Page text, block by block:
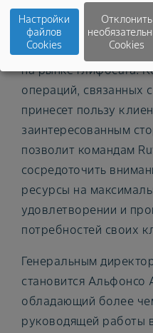
Новой Зеландии. —
подтверждает нашу
приверженность
на рынке глифосата.
операций, связанных
принесет пользу
заинтересованным
позволит командам
сосредоточить
ресурсы на
удовлетворении и
потребностей своих
Генеральным
становится Альфонсо
обладающий более
руководящей работы
Настройки
файлов
Cookies
Отклонить
Cookies